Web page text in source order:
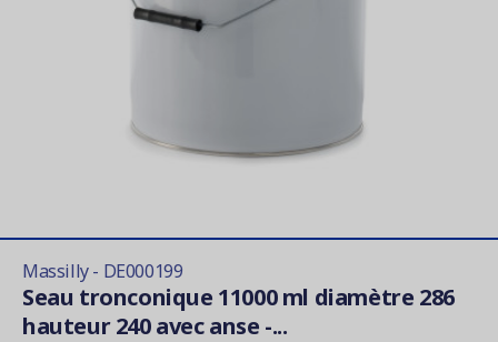
Massilly - DE000199
Seau tronconique 11000 ml diamètre 286
hauteur 240 avec anse -...